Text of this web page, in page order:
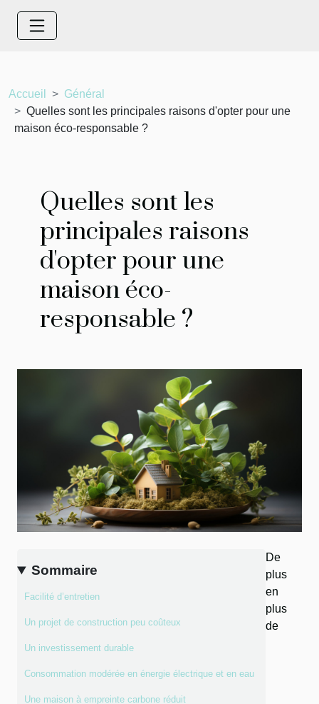
Accueil
Général
Quelles sont les principales raisons d'opter pour une
maison éco-responsable ?
Quelles sont les
principales raisons
d'opter pour une
maison éco-
responsable ?
Sommaire
Facilité d’entretien
Un projet de construction peu coûteux
Un investissement durable
Consommation modérée en énergie électrique et en eau
Une maison à empreinte carbone réduit
De
plus
en
plus
de